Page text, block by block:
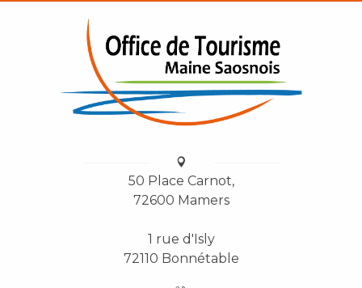
50 Place Carnot,
72600 Mamers
1 rue d'Isly
72110 Bonnétable